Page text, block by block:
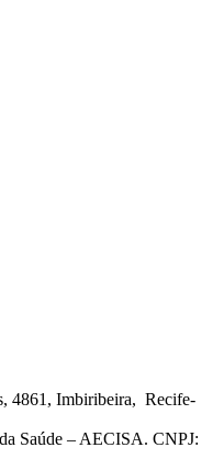
4861, Imbiribeira, Recife-
Saúde – AECISA. CNPJ: